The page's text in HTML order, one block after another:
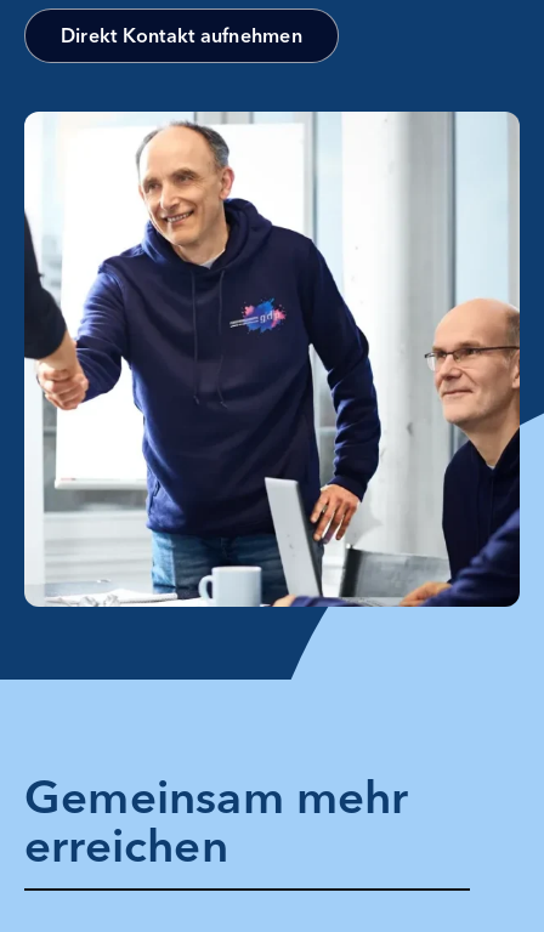
Kontakt
Direkt Kontakt aufnehmen
Gemeinsam mehr
erreichen